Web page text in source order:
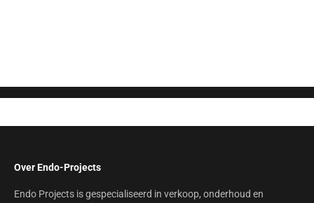
Over Endo-Projects
Endo Projects is gespecialiseerd in verkoop, onderhoud en